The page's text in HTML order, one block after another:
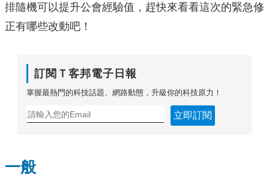
排隨機可以提升公會經驗值，趕快來看看這次的緊急修
正有哪些改動吧！
訂閱Ｔ客邦電子日報
掌握最熱門的科技話題、網路動態，升級你的科技原力！
立即訂閱
一般